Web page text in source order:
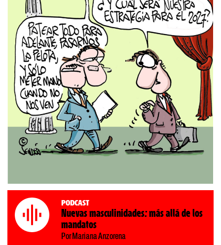
Podcast
Nuevas masculinidades: más allá de los
mandatos
Por Mariana Anzorena